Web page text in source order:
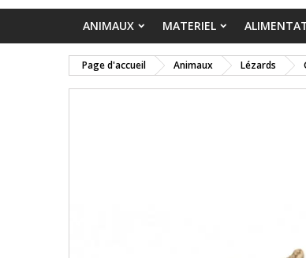
ANIMAUX MATERIEL
Page d'accueil Animaux Lézards